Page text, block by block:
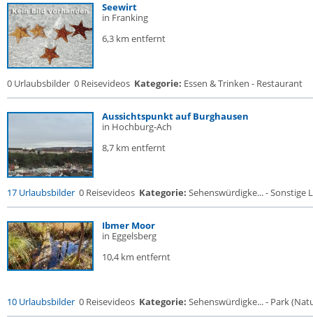
Seewirt
in Franking
6,3 km entfernt
0 Urlaubsbilder 0 Reisevideos Kategorie: Essen & Trinken - Restaurant
Aussichtspunkt auf Burghausen
in Hochburg-Ach
8,7 km entfernt
17 Urlaubsbilder 0 Reisevideos Kategorie: Sehenswürdigke... - Sonstige
Ibmer Moor
in Eggelsberg
10,4 km entfernt
10 Urlaubsbilder 0 Reisevideos Kategorie: Sehenswürdigke... - Park